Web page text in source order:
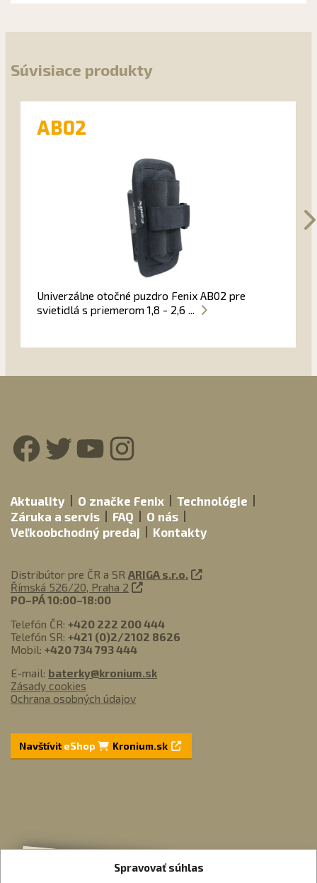
Spravovať súhlas
Súvisiace produkty
AB02
Univerzálne otočné puzdro Fenix AB02 pre
svietidlá s priemerom 1,8 - 2,6 ...
Facebook
Twitter
YouTube
Aktuality O značke Fenix
Technológie
Záruka a servis
FAQ
O nás
Veľkoobchodný predaj
Kontakty
Distribútor pre ČR a SR ARIGA s.r.o.
Římská 526/20, Praha 2
PO–PÁ 10:00–18:00
Telefón ČR: +420 222 200 444
Telefón SR: +421 (0)2/2102 8626
Mobil: +420 734 793 444
E-mail: baterky@kronium.sk
Zásady cookies
Ochrana osobných údajov
NavštíviteShop Kronium.sk